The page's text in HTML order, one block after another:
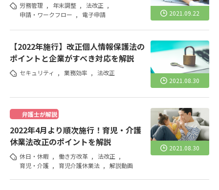
2021.09.22
労務管理 , 年末調整 , 法改正 ,
申請・ワークフロー , 電子申請
2021.08.30
【2022年施行】改正個人情報保護法の
ポイントと企業がすべき対応を解説
セキュリティ , 業務効率 , 法改正
2021.08.30
弁護士が解説
2022年4月より順次施行！育児・介護
休業法改正のポイントを解説
休日・休暇 , 働き方改革 , 法改正 ,
育児・介護 , 育児介護休業法 , 解説動画